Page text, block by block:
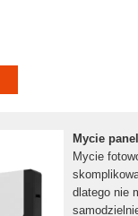
Mycie
Mycie
dlatego nie